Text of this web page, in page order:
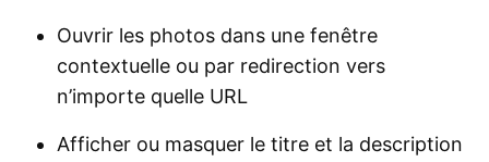
Ouvrir les photos dans une fenêtre
contextuelle ou par redirection vers
n’importe quelle URL
Afficher ou masquer le titre et la description